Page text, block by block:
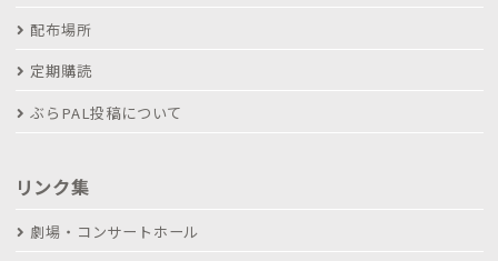
配布場所
定期購読
ぶらPAL投稿について
リンク集
劇場・コンサートホール